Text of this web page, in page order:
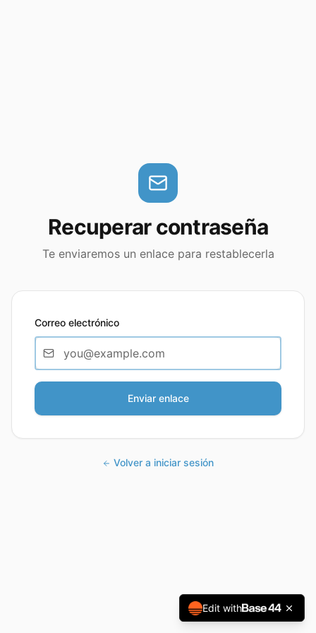
Recuperar contraseña
Te enviaremos un enlace para restablecerla
Correo electrónico
Enviar enlace
Volver a iniciar sesión
Edit with